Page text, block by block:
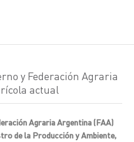
y Federación Agraria
actual
Agraria Argentina (FAA)
de la Producción y Ambiente,